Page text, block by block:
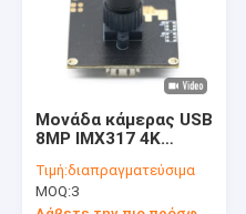
Μονάδα κάμερας USB
8MP IMX317 4K
Εστίασης
Τιμή:διαπραγματεύσιμα
MOQ:3